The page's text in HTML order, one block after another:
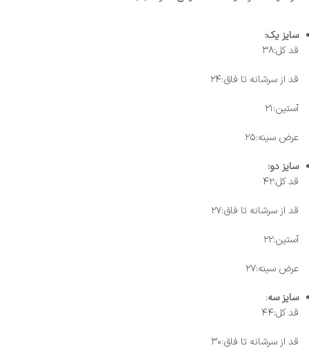
سایز یک:
قد کل:۳۸
قد از سرشانه تا فاق:۲۴
آستین:۲۱
عرض سینه:۲۵
سایز دو:
قد کل:۴۲
قد از سرشانه تا فاق:۲۷
آستین:۲۲
عرض سینه:۲۷
سایز سه:
قد کل:۴۴
قد از سرشانه تا فاق:۳۰